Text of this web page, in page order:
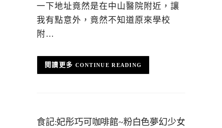
一下地址竟然是在中山醫院附近，讓
我有點意外，竟然不知道原來學校
附…
CONTINUE READING
食記:妃彤巧可咖啡館~粉白色夢幻少女